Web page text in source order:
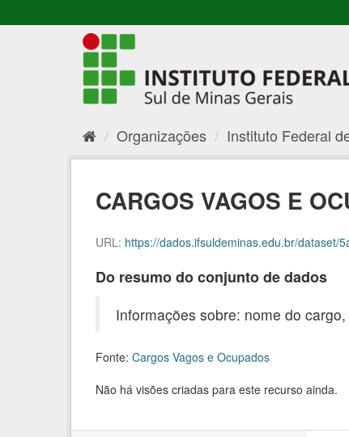
Organizações Instituto Federal
CARGOS VAGOS E
URL: https://dados.ifsuldeminas.edu.br/dataset/
Do resumo do conjunto de dados
Informações sobre: nome do
Fonte: Cargos Vagos e Ocupados
Não há visões criadas para este recurso ainda.